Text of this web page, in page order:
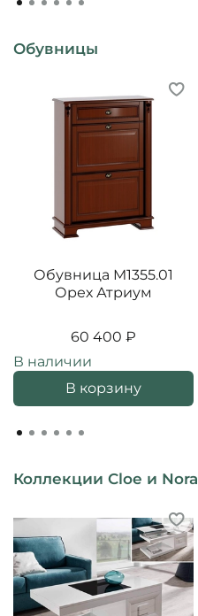
Обувницы
Обувница M1355.01
Орех Атриум
60 400 ₽
В наличии
В корзину
Коллекции Cloe и Nora